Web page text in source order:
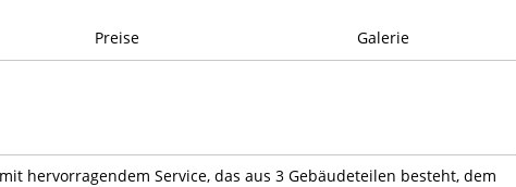
Preise Galerie
hervorragendem Service, das aus 3 Gebäudeteilen besteht, dem